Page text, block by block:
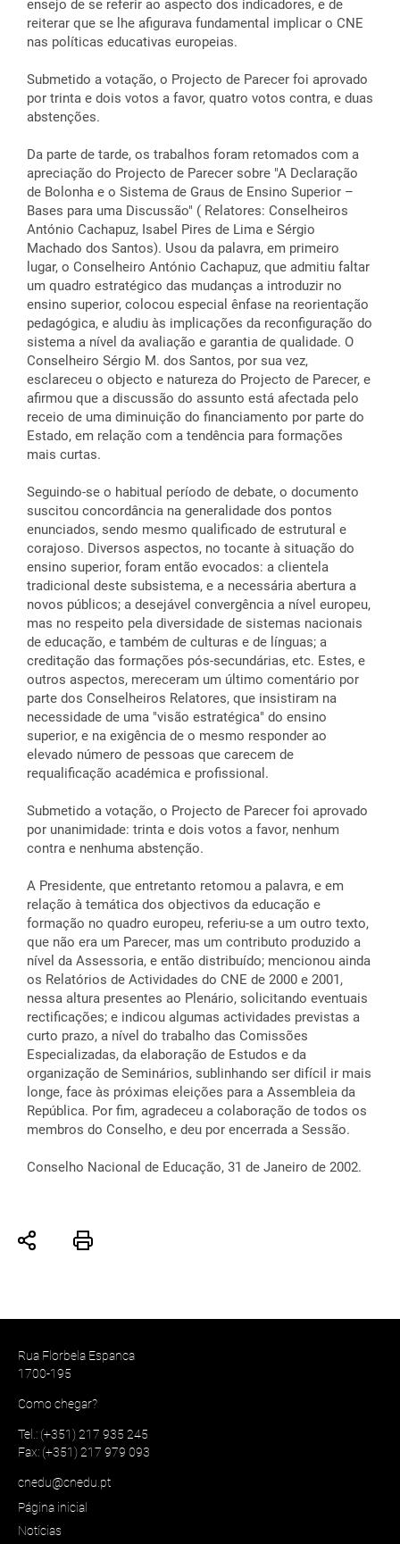
ensejo de se referir ao aspecto dos indicadores, e de
reiterar que se lhe afigurava fundamental implicar o CNE
nas políticas educativas europeias.
Submetido a votação, o Projecto de Parecer foi aprovado
por trinta e dois votos a favor, quatro votos contra, e duas
abstenções.
Da parte de tarde, os trabalhos foram retomados com a
apreciação do Projecto de Parecer sobre "A Declaração
de Bolonha e o Sistema de Graus de Ensino Superior –
Bases para uma Discussão" ( Relatores: Conselheiros
António Cachapuz, Isabel Pires de Lima e Sérgio
Machado dos Santos). Usou da palavra, em primeiro
lugar, o Conselheiro António Cachapuz, que admitiu faltar
um quadro estratégico das mudanças a introduzir no
ensino superior, colocou especial ênfase na reorientação
pedagógica, e aludiu às implicações da reconfiguração do
sistema a nível da avaliação e garantia de qualidade. O
Conselheiro Sérgio M. dos Santos, por sua vez,
esclareceu o objecto e natureza do Projecto de Parecer, e
afirmou que a discussão do assunto está afectada pelo
receio de uma diminuição do financiamento por parte do
Estado, em relação com a tendência para formações
mais curtas.
Seguindo-se o habitual período de debate, o documento
suscitou concordância na generalidade dos pontos
enunciados, sendo mesmo qualificado de estrutural e
corajoso. Diversos aspectos, no tocante à situação do
ensino superior, foram então evocados: a clientela
tradicional deste subsistema, e a necessária abertura a
novos públicos; a desejável convergência a nível europeu,
mas no respeito pela diversidade de sistemas nacionais
de educação, e também de culturas e de línguas; a
creditação das formações pós-secundárias, etc. Estes, e
outros aspectos, mereceram um último comentário por
parte dos Conselheiros Relatores, que insistiram na
necessidade de uma "visão estratégica" do ensino
superior, e na exigência de o mesmo responder ao
elevado número de pessoas que carecem de
requalificação académica e profissional.
Submetido a votação, o Projecto de Parecer foi aprovado
por unanimidade: trinta e dois votos a favor, nenhum
contra e nenhuma abstenção.
A Presidente, que entretanto retomou a palavra, e em
relação à temática dos objectivos da educação e
formação no quadro europeu, referiu-se a um outro texto,
que não era um Parecer, mas um contributo produzido a
nível da Assessoria, e então distribuído; mencionou ainda
os Relatórios de Actividades do CNE de 2000 e 2001,
nessa altura presentes ao Plenário, solicitando eventuais
rectificações; e indicou algumas actividades previstas a
curto prazo, a nível do trabalho das Comissões
Especializadas, da elaboração de Estudos e da
organização de Seminários, sublinhando ser difícil ir mais
longe, face às próximas eleições para a Assembleia da
República. Por fim, agradeceu a colaboração de todos os
membros do Conselho, e deu por encerrada a Sessão.
Conselho Nacional de Educação, 31 de Janeiro de 2002.
Rua Florbela Espanca
1700-195
Como chegar?
Tel.: (+351) 217 935 245
Fax: (+351) 217 979 093
cnedu@cnedu.pt
Página inicial
Notícias